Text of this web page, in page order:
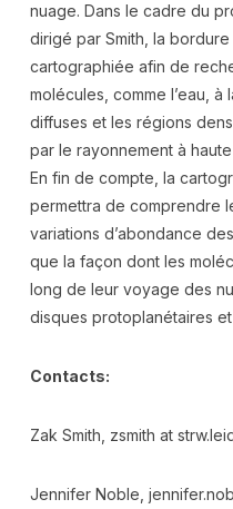
nuage. Dans le cadre du
dirigé par Smith, la
cartographiée afin de
molécules, comme l’eau,
diffuses et les régions
par le rayonnement à
En fin de compte, la
permettra de comprendre
variations d’abondance
que la façon dont les
long de leur voyage des
disques protoplanétaires
Contacts:
Zak Smith, zsmith at
Jennifer Noble,